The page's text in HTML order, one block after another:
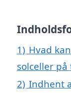
1) Hvad
solceller
2) Indhent